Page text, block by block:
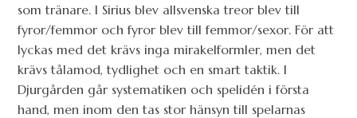
som tränare. I Sirius blev allsvenska treor blev till
fyror/femmor och fyror blev till femmor/sexor. För att
lyckas med det krävs inga mirakelformler, men det
krävs tålamod, tydlighet och en smart taktik. I
Djurgården går systematiken och spelidén i första
hand, men inom den tas stor hänsyn till spelarnas